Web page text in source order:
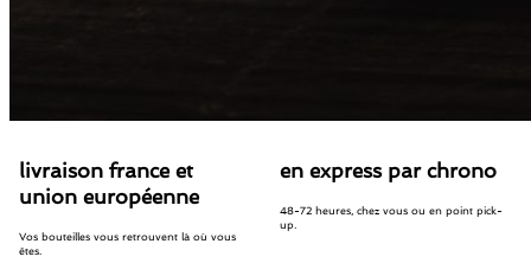
livraison france et
union européenne
Vos bouteilles vous retrouvent là où vous
êtes.
en express par chrono
48-72 heures, chez vous ou en point pick-
up.